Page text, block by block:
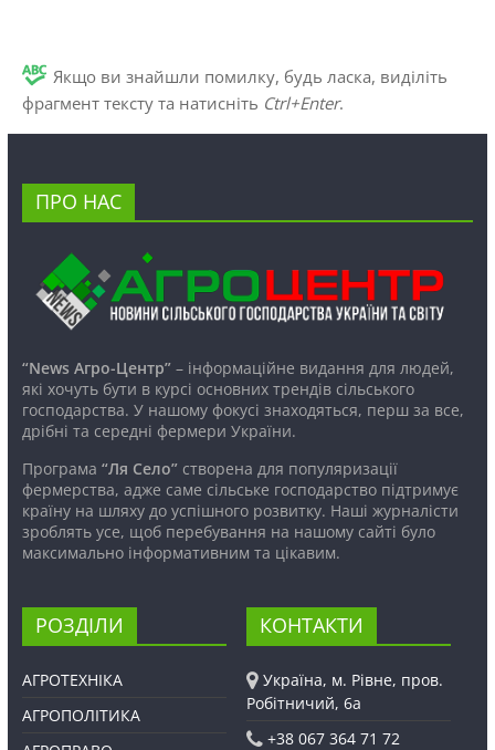
Якщо ви знайшли помилку, будь ласка, виділіть
фрагмент тексту та натисніть Ctrl+Enter.
ПРО НАС
“News Агро-Центр”– інформаційне видання для людей,
які хочуть бути в курсі основних трендів сільського
господарства. У нашому фокусі знаходяться, перш за все,
дрібні та середні фермери України.
Програма “Ля Село”створена для популяризації
фермерства, адже саме сільське господарство підтримує
країну на шляху до успішного розвитку. Наші журналісти
зроблять усе, щоб перебування на нашому сайті було
максимально інформативним та цікавим.
РОЗДІЛИ
АГРОТЕХНІКА
АГРОПОЛІТИКА
КОНТАКТИ
Україна, м. Рівне, пров.
Робітничий, 6а
+38 067 364 71 72